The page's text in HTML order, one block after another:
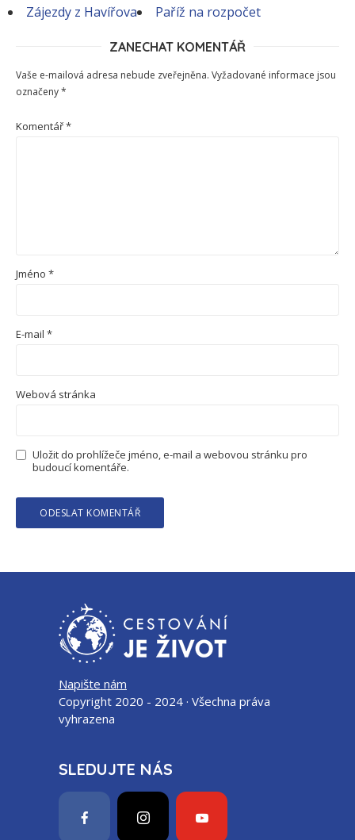
Zájezdy z Havířova
Paříž na rozpočet
ZANECHAT KOMENTÁŘ
Vaše e-mailová adresa nebude zveřejněna. Vyžadované informace jsou
označeny*
Komentář*
Jméno *
E-mail *
Webová stránka
Uložit do prohlížeče jméno, e-mail a webovou stránku pro
budoucí komentáře.
Napište nám
Copyright 2020 - 2024 · Všechna práva
vyhrazena
SLEDUJTE NÁS